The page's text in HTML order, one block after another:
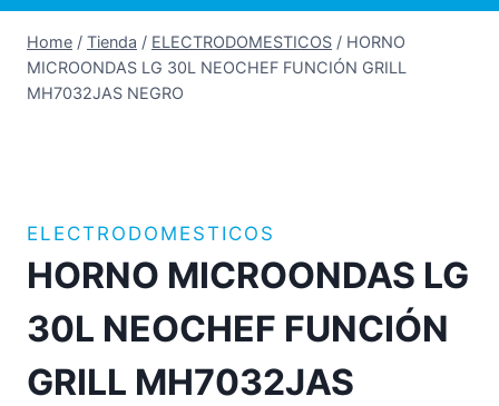
Home / Tienda / ELECTRODOMESTICOS / HORNO
MICROONDAS LG 30L NEOCHEF FUNCIÓN GRILL
MH7032JAS NEGRO
ELECTRODOMESTICOS
HORNO MICROONDAS LG
30L NEOCHEF FUNCIÓN
GRILL MH7032JAS